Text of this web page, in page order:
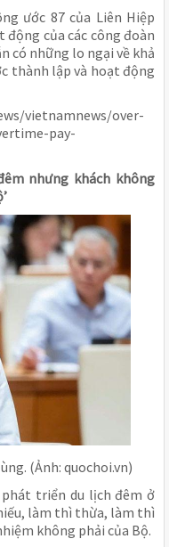
ước 87 của Liên Hiệp
của các công đoàn
có những lo ngại về khả
thành lập và hoạt động
vietnamnews/over-
pay-
nhưng khách không
(Ảnh: quochoi.vn)
triển du lịch đêm ở
làm thì thừa, làm thì
không phải của Bộ.